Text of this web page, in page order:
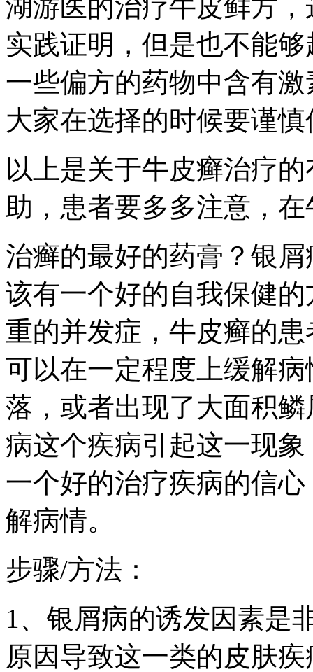
湖游医的治疗牛皮鲜方
实践证明，但是也不能
一些偏方的药物中含有
大家在选择的时候要谨慎
以上是关于牛皮癣治疗
助，患者要多多注意，
治癣的最好的药膏？银
该有一个好的自我保健
重的并发症，牛皮癣的
可以在一定程度上缓解
落，或者出现了大面积
病这个疾病引起这一现
一个好的治疗疾病的信
解病情。
步骤/方法：
1、银屑病的诱发因素是
原因导致这一类的皮肤